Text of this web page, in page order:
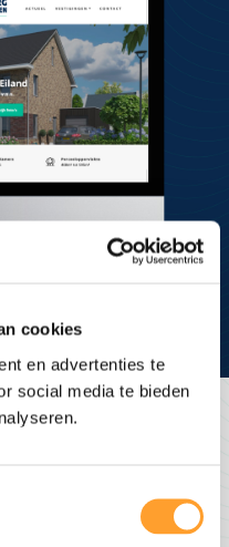
cookies
en advertenties te
social media te bieden